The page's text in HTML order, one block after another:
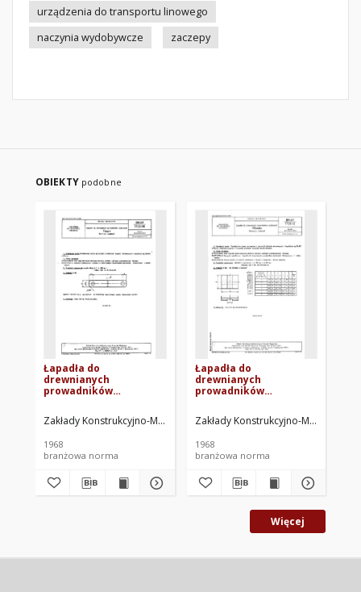
urządzenia do transportu linowego
naczynia wydobywcze
zaczepy
OBIEKTY podobne
Łapadła do
drewnianych
prowadników
Wymiary i materiał BN-
67/1725-08
Zakłady Konstrukcyjno-Mechanizacyjne Przemysłu Węglowego.
1968
branżowa norma
Łapadła do
drewnianych
prowadników
Wymiary i materiał BN-
67/1725-12
Zakłady Konstrukcyjno-
1968
branżowa norma
Więcej